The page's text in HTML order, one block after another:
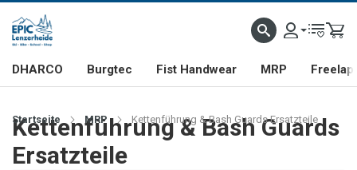
DHARCO Burgtec Fist Handwear MRP Freelap
Startseite MRP Kettenführung & Bash Guards Ersatzteile
Kettenführung & Bash Guards
Ersatzteile